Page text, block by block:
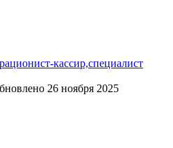
кассир,специалист
26 ноября 2025